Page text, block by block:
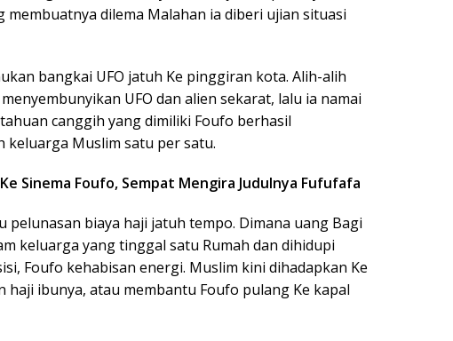
dilema Malahan ia diberi ujian situasi
bangkai UFO jatuh Ke pinggiran kota. Alih-alih
UFO dan alien sekarat, lalu ia namai
canggih yang dimiliki Foufo berhasil
keluarga Muslim satu per satu.
Sinema Foufo, Sempat Mengira Judulnya Fufufafa
pelunasan biaya haji jatuh tempo. Dimana uang Bagi
keluarga yang tinggal satu Rumah dan dihidupi
Foufo kehabisan energi. Muslim kini dihadapkan Ke
ibunya, atau membantu Foufo pulang Ke kapal